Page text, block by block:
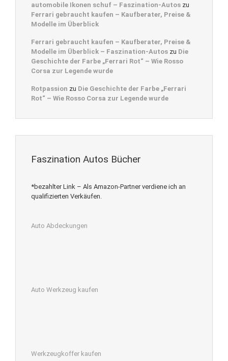
automobile Ikonen schuf – Faszination-Autos zu
Ferrari gebraucht kaufen – Kaufberater, Preise &
Modelle im Überblick
Ferrari gebraucht kaufen – Kaufberater, Preise &
Modelle im Überblick – Faszination-Autos zu Die
Geschichte der Farbe „Ferrari Rot“ – Wie Rosso
Corsa zur Legende wurde
Rotpassion zu Die Geschichte der Farbe „Ferrari
Rot“ – Wie Rosso Corsa zur Legende wurde
Faszination Autos Bücher
*bezahlter Link – Als Amazon-Partner verdiene ich an
qualifizierten Verkäufen.
Auto Abdeckungen
Auto Werkzeug kaufen
Werkzeugkoffer kaufen